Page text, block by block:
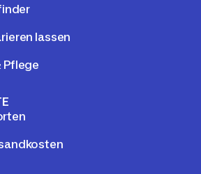
lassen
Pflege